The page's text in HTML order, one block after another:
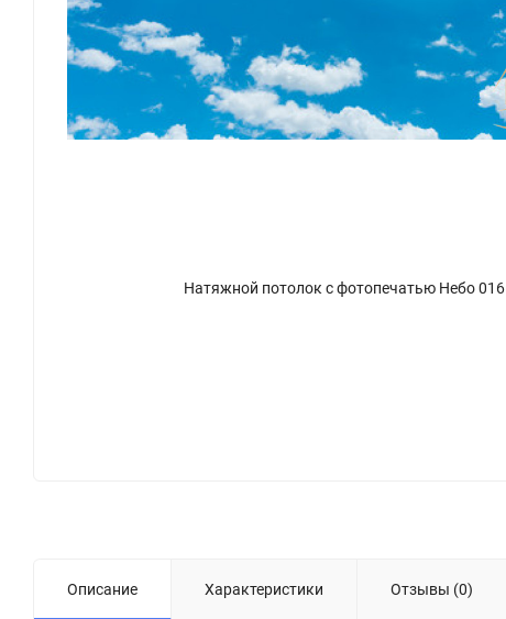
Натяжной потолок с фотопечатью Небо 016
Описание Характеристики Отзывы (0)